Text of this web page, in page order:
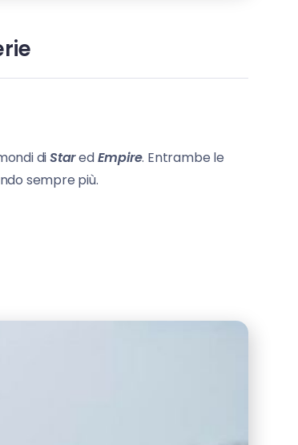
diStaredEmpire. Entrambe le
sempre più.